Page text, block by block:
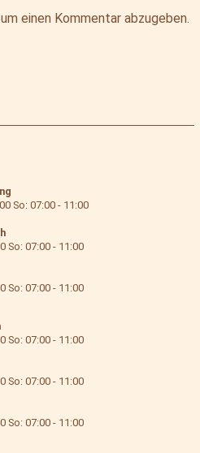
einen Kommentar abzugeben.
So: 07:00 - 11:00
So: 07:00 - 11:00
So: 07:00 - 11:00
So: 07:00 - 11:00
So: 07:00 - 11:00
So: 07:00 - 11:00